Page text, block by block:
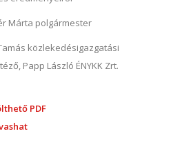
Márta polgármester
közlekedésigazgatási
Papp László ÉNYKK Zrt.
PDF